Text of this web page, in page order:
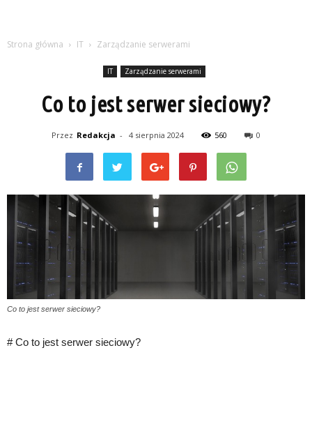
Strona główna IT Zarządzanie serwerami
IT Zarządzanie serwerami
Co to jest serwer sieciowy?
Przez Redakcja - 4 sierpnia 2024 560 0
Co to jest serwer sieciowy?
# Co to jest serwer sieciowy?